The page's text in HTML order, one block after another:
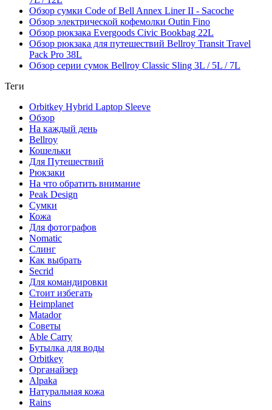
Обзор сумки Code of Bell Annex Liner II - Sacoche
Обзор электрической кофемолки Outin Fino
Обзор рюкзака Evergoods Civic Bookbag 22L
Обзор рюкзака для путешествий Bellroy Transit Travel
Pack Pro 38L
Обзор серии сумок Bellroy Classic Sling 3L / 5L / 7L
Теги
Orbitkey Hybrid Laptop Sleeve
Обзор
На каждый день
Bellroy
Кошельки
Для Путешествий
Рюкзаки
На что обратить внимание
Peak Design
Сумки
Кожа
Для фотографов
Nomatic
Слинг
Как выбрать
Secrid
Для командировки
Стоит избегать
Heimplanet
Matador
Советы
Able Carry
Бутылка для воды
Orbitkey
Органайзер
Alpaka
Натуральная кожа
Rains